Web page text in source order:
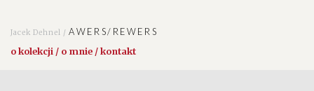
Jacek Dehnel /AWERS/REWERS
o kolekcji / o mnie / kontakt